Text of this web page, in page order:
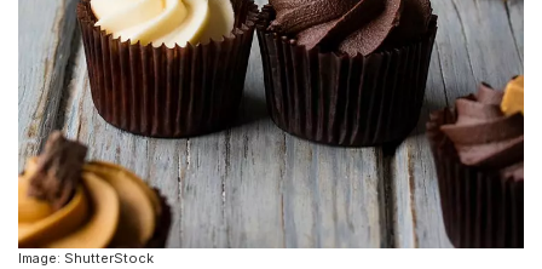
Image: ShutterStock